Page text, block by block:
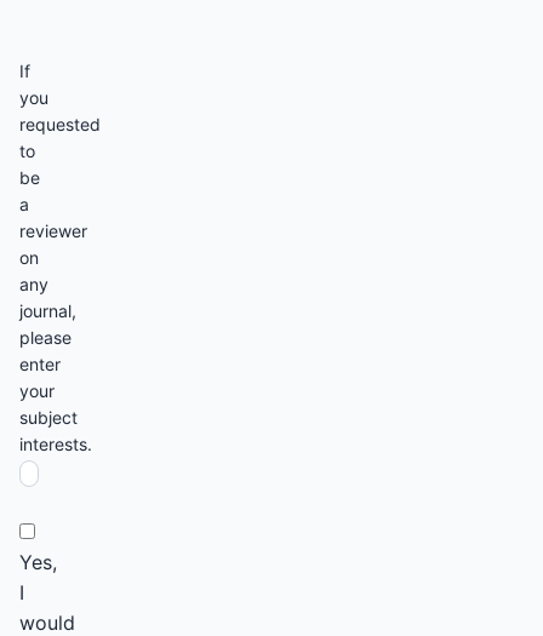
If
you
requested
to
be
a
reviewer
on
any
journal,
please
enter
your
subject
interests.
Yes,
I
would